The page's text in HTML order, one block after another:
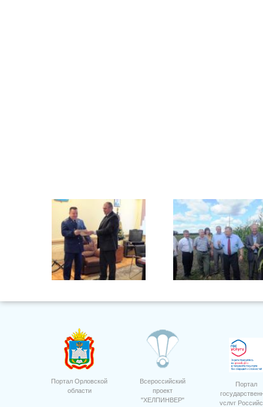
2
Портал Орловской
области
Всероссийский
проект
"ХЕЛПИНВЕР"
Портал
услуг